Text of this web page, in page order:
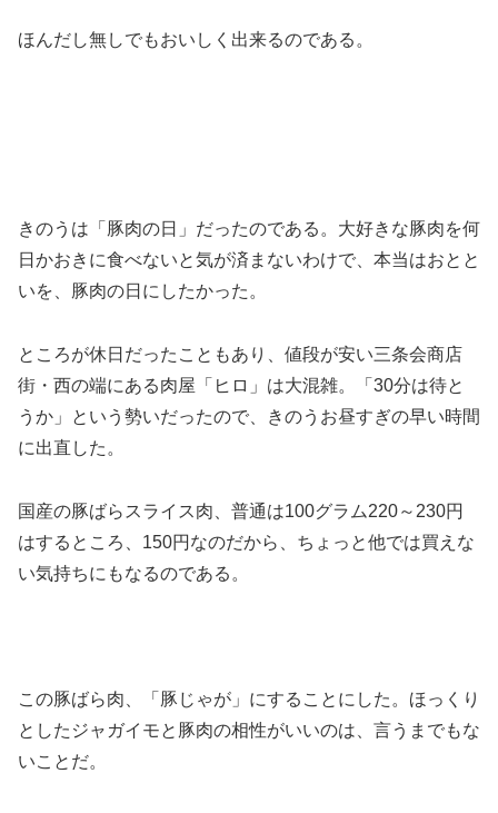
ほんだし無しでもおいしく出来るのである。
きのうは「豚肉の日」だったのである。大好きな豚肉を何
日かおきに食べないと気が済まないわけで、本当はおとと
いを、豚肉の日にしたかった。
ところが休日だったこともあり、値段が安い三条会商店
街・西の端にある肉屋「ヒロ」は大混雑。「30分は待と
うか」という勢いだったので、きのうお昼すぎの早い時間
に出直した。
国産の豚ばらスライス肉、普通は100グラム220～230円
はするところ、150円なのだから、ちょっと他では買えな
い気持ちにもなるのである。
この豚ばら肉、「豚じゃが」にすることにした。ほっくり
としたジャガイモと豚肉の相性がいいのは、言うまでもな
いことだ。